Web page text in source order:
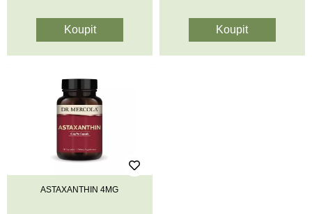
ASTAXANTHIN 4MG